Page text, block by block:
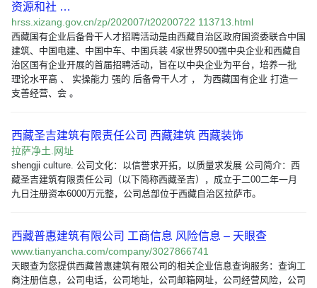
资源和社 …
hrss.xizang.gov.cn/zp/202007/t20200722 113713.html
西藏国有企业后备骨干人才招聘活动是由西藏自治区政府国资委联合中国
建筑、中国电建、中国中车、中国兵装 4家世界500强中央企业和西藏自
治区国有企业开展的首届招聘活动，旨在以中央企业为平台，培养一批
理论水平高 、 实操能力 强的 后备骨干人才 ， 为西藏国有企业 打造一
支善经营、会 。
西藏圣吉建筑有限责任公司 西藏建筑 西藏装饰
拉萨净土.网址
shengji culture. 公司文化：以信誉求开拓，以质量求发展 公司简介：西
藏圣吉建筑有限责任公司（以下简称西藏圣吉），成立于二00二年一月
九日注册资本6000万元整，公司总部位于西藏自治区拉萨市。
西藏普惠建筑有限公司 工商信息 风险信息 – 天眼查
www.tianyancha.com/company/3027866741
天眼查为您提供西藏普惠建筑有限公司的相关企业信息查询服务：查询工
商注册信息，公司电话，公司地址，公司邮箱网址，公司经营风险，公司